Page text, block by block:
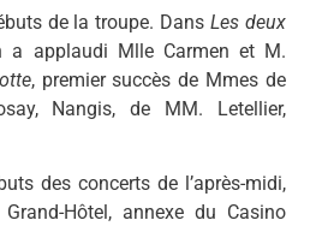
de la troupe. DansLes deux
a applaudi Mlle Carmen et M.
, premier succès de Mmes de
Nangis, de MM. Letellier,
des concerts de l’après-midi,
Hôtel, annexe du Casino